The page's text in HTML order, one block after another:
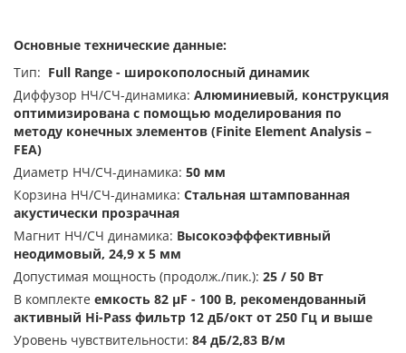
Основные технические данные:
Тип: Full Range - широкополосный динамик
Диффузор НЧ/СЧ-динамика: Алюминиевый, конструкция
оптимизирована с помощью моделирования по
методу конечных элементов (Finite Element Analysis –
FEA)
Диаметр НЧ/СЧ-динамика: 50 мм
Корзина НЧ/СЧ-динамика: Стальная штампованная
акустически прозрачная
Магнит НЧ/СЧ динамика: Высокоэфффективный
неодимовый, 24,9 х 5 мм
Допустимая мощность (продолж./пик.): 25 / 50 Вт
В комплекте емкость 82 μF - 100 В, рекомендованный
активный Hi-Pass фильтр 12 дБ/окт от 250 Гц и выше
Уровень чувствительности: 84 дБ/2,83 В/м